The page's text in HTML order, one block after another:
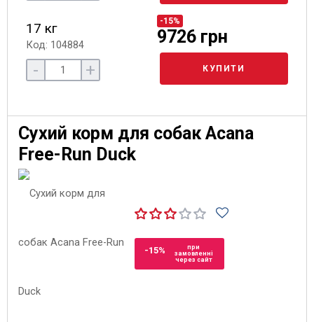
17 кг
Код: 104884
-15%
9726 грн
- + КУПИТИ
Сухий корм для собак Acana
Free-Run Duck
-15%
при
замовленні
через сайт